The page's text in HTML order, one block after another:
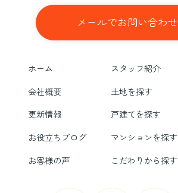
メールでお問い合わせ
ホーム スタッフ紹介
会社概要
土地を探す
更新情報
戸建てを探す
お役立ちブログ
マンションを探す
お客様の声
こだわりから探す